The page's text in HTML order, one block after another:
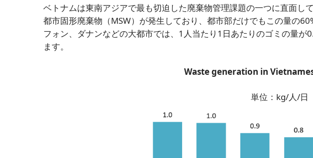
ベトナムは東南アジアで最も切迫した廃棄物管理課題の一つに直面し
都市固形廃棄物（MSW）が発生しており、都市部だけでもこの量の
フォン、ダナンなどの大都市では、1人当たり1日あたりのゴミの量
ます。
Waste generation in
単位：kg/人/日